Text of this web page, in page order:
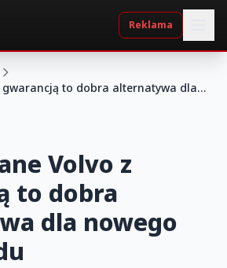
Reklama
gwarancją to dobra alternatywa dla
Volvo z
to dobra
dla nowego